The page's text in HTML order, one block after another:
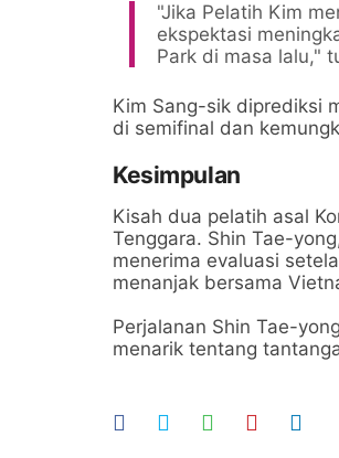
"Jika Pelatih Kim
ekspektasi
Park di masa lalu,"
Kim Sang-sik diprediksi
di semifinal dan
Kesimpulan
Kisah dua pelatih asal
Tenggara. Shin Tae-
menerima evaluasi
menanjak bersama
Perjalanan Shin Tae-
menarik tentang